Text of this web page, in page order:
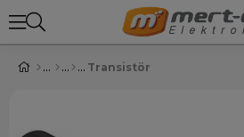
Transistör